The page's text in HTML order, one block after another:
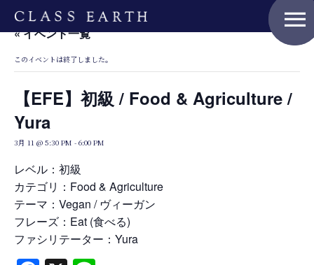
menu
Home
Nature Positive Members
Uniform Project
Art Project
« イベント一覧
このイベントは終了しました。
【EFE】初級 / Food & Agriculture /
Yura
3月 11 @ 5:30 PM - 6:00 PM
レベル：初級
カテゴリ：Food & Agriculture
テーマ：Vegan / ヴィーガン
フレーズ：Eat (食べる)
ファシリテーター：Yura